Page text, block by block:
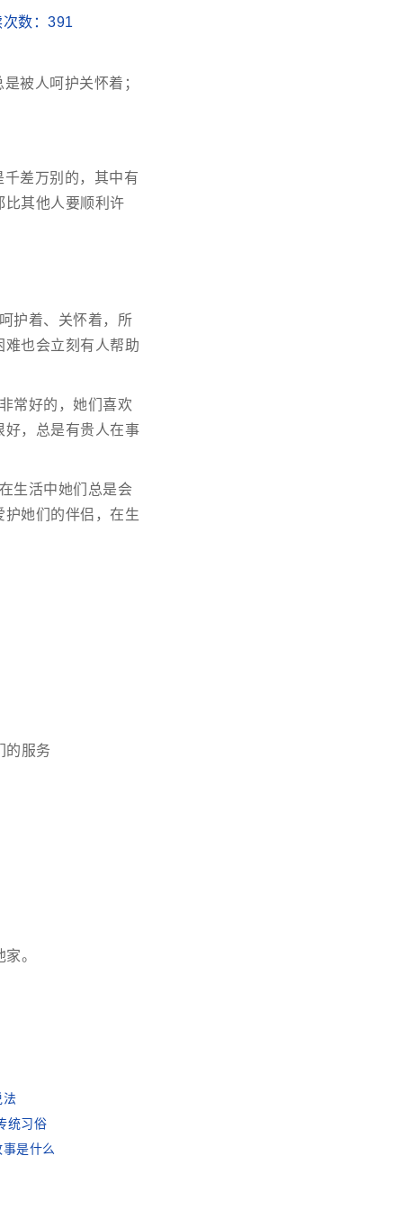
数：391
被人呵护关怀着；
差万别的，其中有
比其他人要顺利许
护着、关怀着，所
也会立刻有人帮助
常好的，她们喜欢
好，总是有贵人在事
生活中她们总是会
她们的伴侣，在生
的服务
。
法
统习俗
是什么